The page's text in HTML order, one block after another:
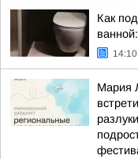
Как
14:10
Мария